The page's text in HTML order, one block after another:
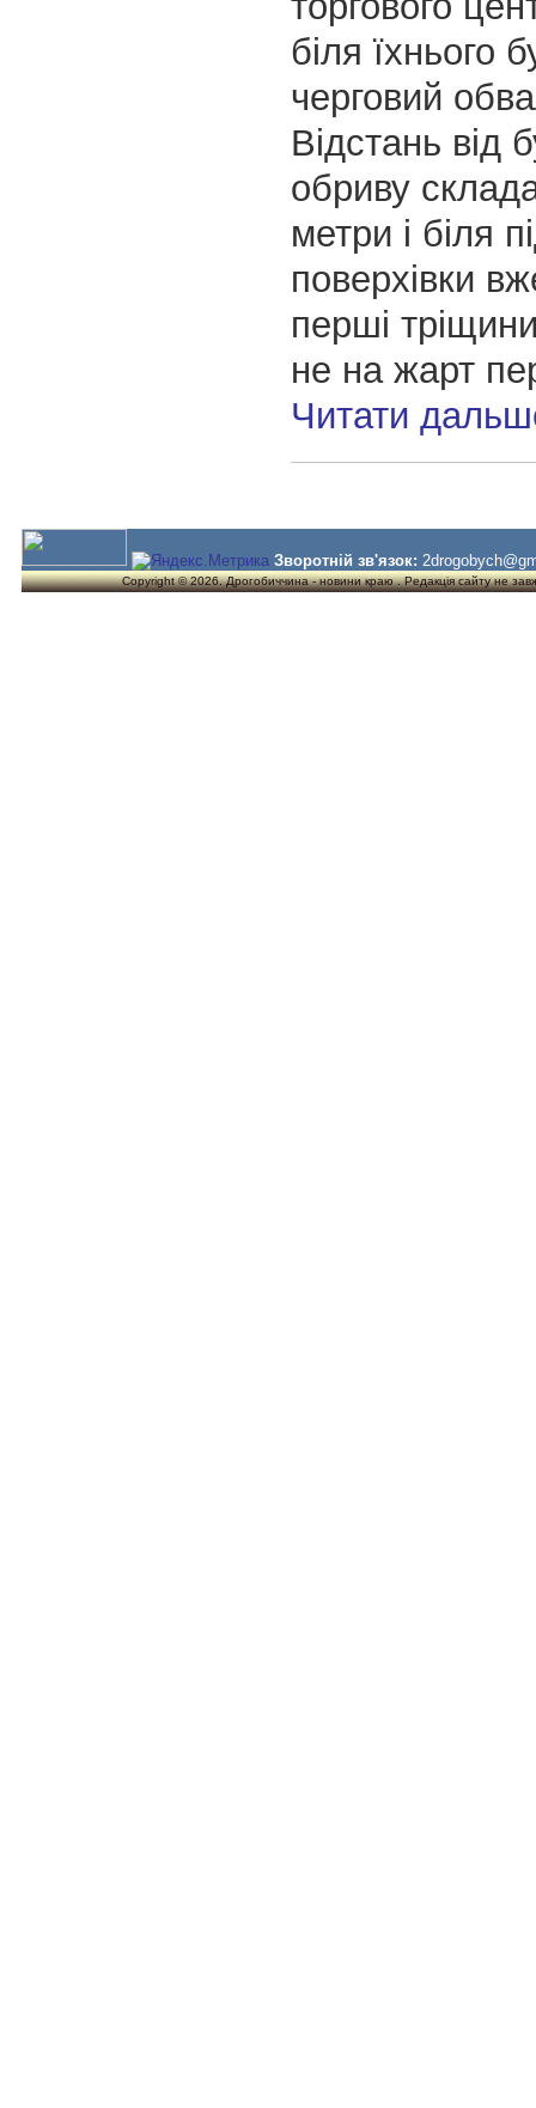
біля їхнього
черговий
Відстань від
обриву
метри і біля
поверхівки
перші
не на жарт
Читати
Зворотній зв'язок:
Copyright © 2026. Дрогобиччина - новини краю . Редакція сайту не